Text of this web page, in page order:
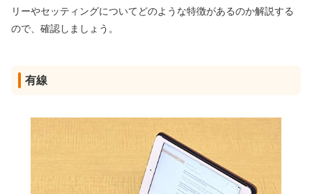
リーやセッティングについてどのような特徴があるのか解説する
ので、確認しましょう。
有線